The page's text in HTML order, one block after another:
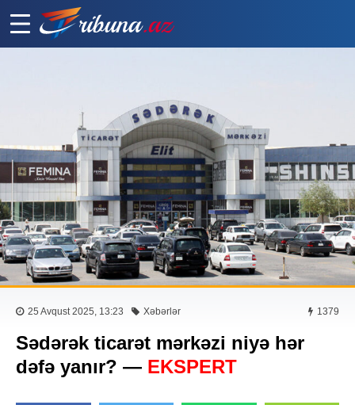
25 Avqust 2025, 13:23 Xəbərlər 1379
Sədərək ticarət mərkəzi niyə hər
dəfə yanır? — EKSPERT